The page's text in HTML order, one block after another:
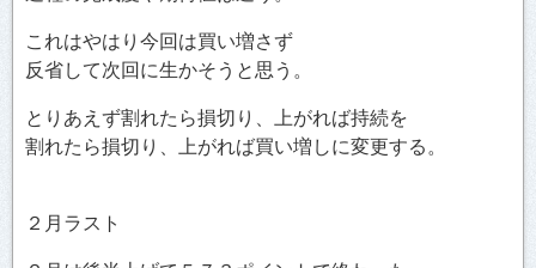
これはやはり今回は買い増さず
反省して次回に生かそうと思う。
とりあえず割れたら損切り、上がれば持続を
割れたら損切り、上がれば買い増しに変更する。
２月ラスト